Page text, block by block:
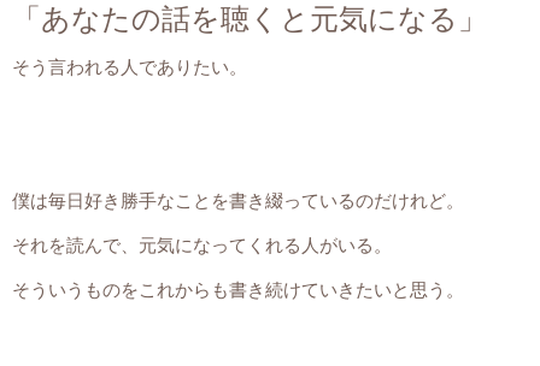
「あなたの話を聴くと元気になる」
そう言われる人でありたい。
僕は毎日好き勝手なことを書き綴っているのだけれど。
それを読んで、元気になってくれる人がいる。
そういうものをこれからも書き続けていきたいと思う。